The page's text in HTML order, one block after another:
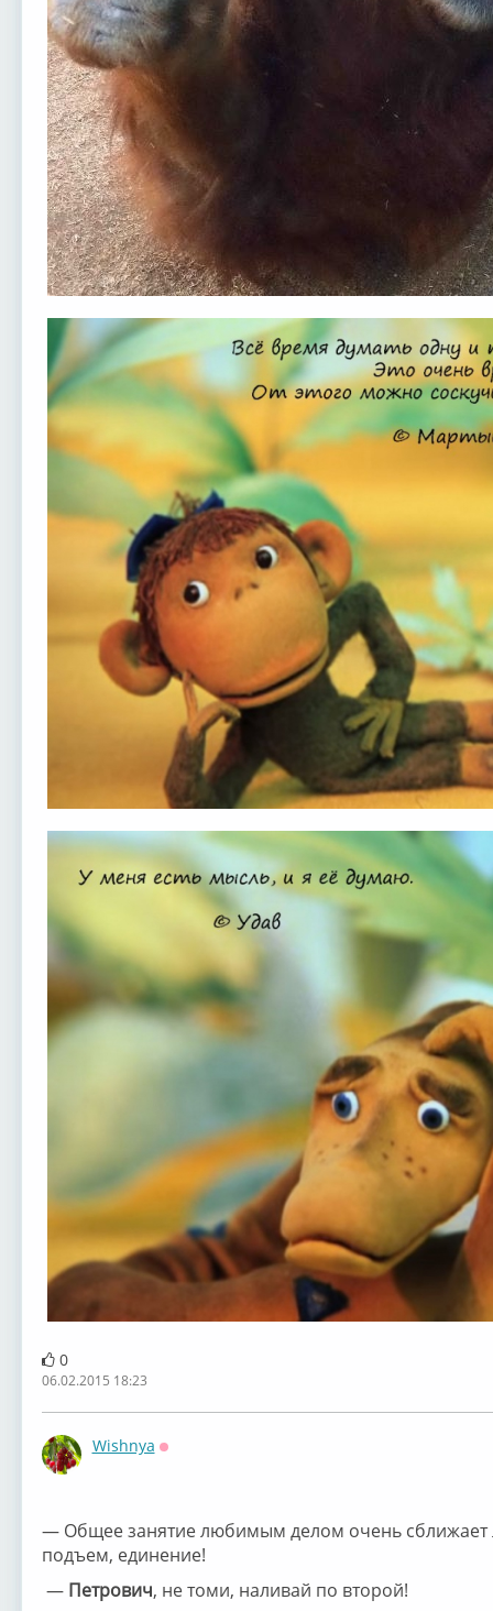
0
06.02.2015 18:23
Wishnya
— Общее занятие любимым делом очень сближает
подъем, единение!
— Петрович, не томи, наливай по второй!